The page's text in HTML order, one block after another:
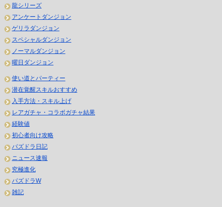
龍シリーズ
アンケートダンジョン
ゲリラダンジョン
スペシャルダンジョン
ノーマルダンジョン
曜日ダンジョン
使い道とパーティー
潜在覚醒スキルおすすめ
入手方法・スキル上げ
レアガチャ・コラボガチャ結果
経験値
初心者向け攻略
パズドラ日記
ニュース速報
究極進化
パズドラW
雑記